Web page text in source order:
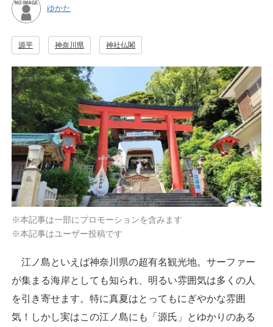
ゆかた
源平 神奈川県 神社仏閣
※本記事は一部にプロモーションを含みます
※本記事はユーザー投稿です
江ノ島といえば神奈川県の超有名観光地。サーファー
が集まる海岸としても知られ、明るい雰囲気は多くの人
を引き寄せます。特に真夏はとってもにぎやかな雰囲
気！しかし実はこの江ノ島にも「源氏」とゆかりのある